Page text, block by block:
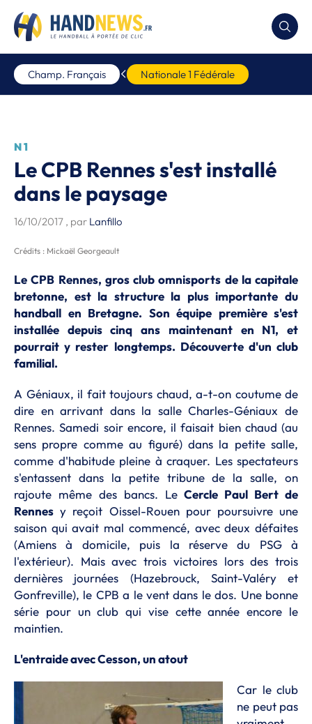
Champ. Français Nationale 1 Fédérale
N1
Le CPB Rennes s'est installé
dans le paysage
16/10/2017 , par Lanfillo
Crédits : Mickaël Georgeault
Le CPB Rennes, gros club omnisports de la capitale
bretonne, est la structure la plus importante du
handball en Bretagne. Son équipe première s'est
installée depuis cinq ans maintenant en N1, et
pourrait y rester longtemps. Découverte d'un club
familial.
A Géniaux, il fait toujours chaud, a-t-on coutume de
dire en arrivant dans la salle Charles-Géniaux de
Rennes. Samedi soir encore, il faisait bien chaud (au
sens propre comme au figuré) dans la petite salle,
comme d'habitude pleine à craquer. Les spectateurs
s'entassent dans la petite tribune de la salle, on
rajoute même des bancs. LeCercle Paul Bert de
Rennes y reçoit Oissel-Rouen pour poursuivre une
saison qui avait mal commencé, avec deux défaites
(Amiens à domicile, puis la réserve du PSG à
l'extérieur). Mais avec trois victoires lors des trois
dernières journées (Hazebrouck, Saint-Valéry et
Gonfreville), le CPB a le vent dans le dos. Une bonne
série pour un club qui vise cette année encore le
maintien.
L'entraide avec Cesson, un atout
Car le club
ne peut pas